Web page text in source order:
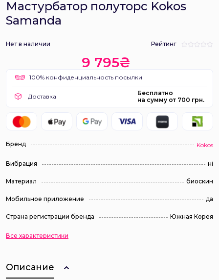
Мастурбатор полуторс Kokos
Samanda
Нет в наличии Рейтинг
9 795₴
100% конфиденциальность посылки
Доставка
Бесплатно
на сумму от 700 грн.
Бренд Kokos
Вибрация ні
Материал биоскин
Мобильное приложение да
Страна регистрации бренда Южная Корея
Все характеристики
Описание